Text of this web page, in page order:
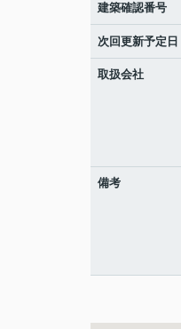
建築確認番号
次回更新予定日
取扱会社
備考